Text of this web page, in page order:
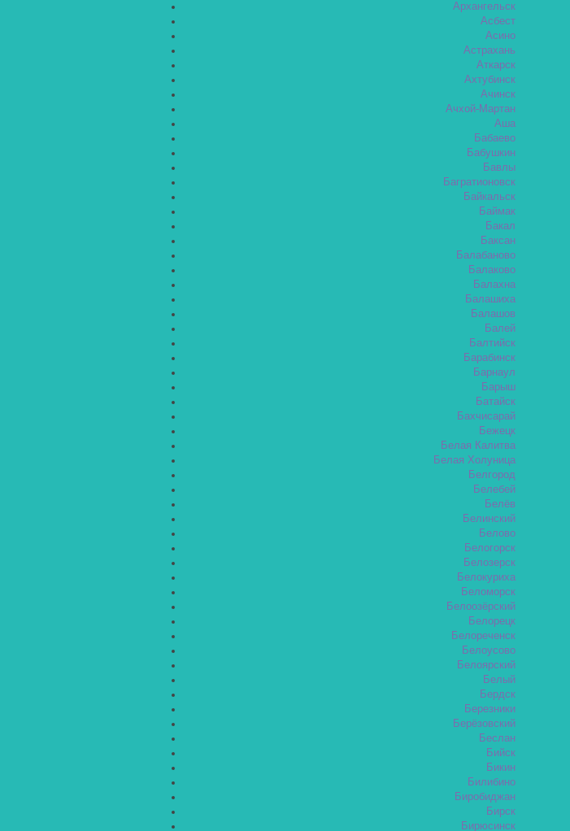
Архангельск
Асбест
Асино
Астрахань
Аткарск
Ахтубинск
Ачинск
Ачхой-Мартан
Аша
Бабаево
Бабушкин
Бавлы
Багратионовск
Байкальск
Баймак
Бакал
Баксан
Балабаново
Балаково
Балахна
Балашиха
Балашов
Балей
Балтийск
Барабинск
Барнаул
Барыш
Батайск
Бахчисарай
Бежецк
Белая Калитва
Белая Холуница
Белгород
Белебей
Белёв
Белинский
Белово
Белогорск
Белозерск
Белокуриха
Беломорск
Белоозёрский
Белорецк
Белореченск
Белоусово
Белоярский
Белый
Бердск
Березники
Берёзовский
Беслан
Бийск
Бикин
Билибино
Биробиджан
Бирск
Бирюсинск